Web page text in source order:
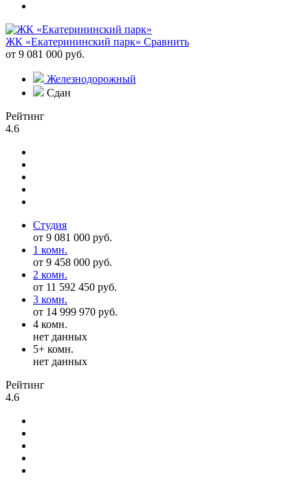
ЖК «Екатерининский парк» Сравнить
от 9 081 000 руб.
Железнодорожный
Сдан
Рейтинг
4.6
Студия
от 9 081 000 руб.
1 комн.
от 9 458 000 руб.
2 комн.
от 11 592 450 руб.
3 комн.
от 14 999 970 руб.
4 комн.
нет данных
5+ комн.
нет данных
Рейтинг
4.6